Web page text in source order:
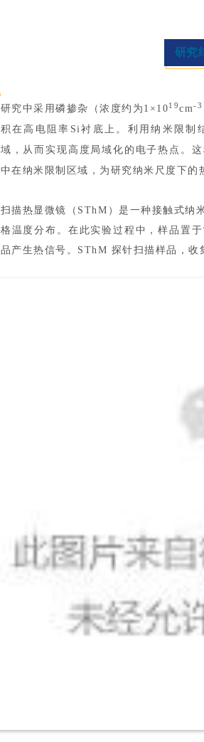
研究
研究中采用磷掺杂（浓度约为1×1019 cm-3
积在高电阻率Si衬底上。利用纳米限制
域，从而实现高度局域化的电子热点。
中在纳米限制区域，为研究纳米尺度下的
扫描热显微镜（SThM）是一种接触式纳
格温度分布。在此实验过程中，样品置
品产生热信号。SThM 探针扫描样品，收